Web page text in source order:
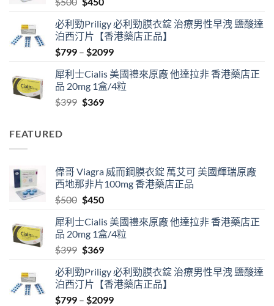
was:
$500.
is:
$450.
必利勁Priligy 必利勁膜衣錠 治療男性早洩 鹽酸達
泊西汀片【香港藥店正品】
$799 – $2099Price
$799
through
犀利士Cialis 美國禮來原廠 他達拉非 香港藥店正
品 20mg 1盒/4粒
$399 Original
$369Current
FEATURED
偉哥 Viagra 威而鋼膜衣錠 萬艾可 美國輝瑞原廠
西地那非片100mg 香港藥店正品
$500 Original
was:
$500.
$450Current
is:
$450.
犀利士Cialis 美國禮來原廠 他達拉非 香港藥店正
品 20mg 1盒/4粒
$399 Original
was:
$399.
$369Current
is:
$369.
必利勁Priligy 必利勁膜衣錠 治療男性早洩 鹽酸達
泊西汀片【香港藥店正品】
$799 – $2099Price